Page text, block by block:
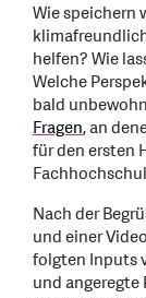
Wie speichern
helfen? Wie
Welche
bald
Fragen, an
für den ersten
Nach der
und einer
folgten Inputs
und